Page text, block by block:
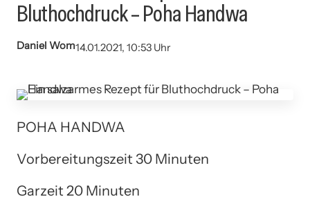
Bluthochdruck – Poha Handwa
Daniel Wom14.01.2021, 10:53 Uhr
POHA HANDWA
Vorbereitungszeit 30 Minuten
Garzeit 20 Minuten